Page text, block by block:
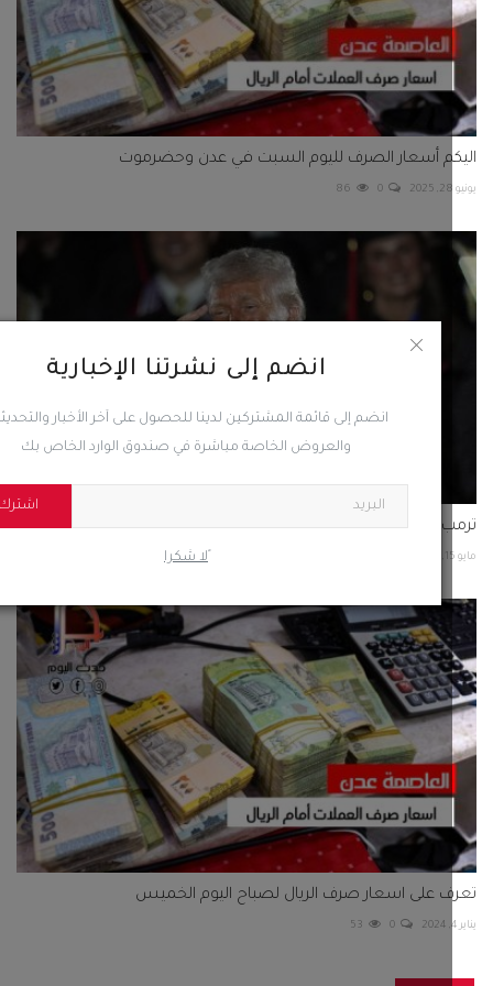
انضم إلى نشرتنا الإخبارية
انضم إلى قائمة المشتركين لدينا للحصول على آخر الأخبار والتحديثات
والعروض الخاصة مباشرة في صندوق الوارد الخاص بك
ًلا شكرا
أسعار الصرف لليوم السبت في عدن وحضرموت
0
86
يسعى لجذب تريليوني دولار من الاستثمارات الأجنبية لتعزيز...
على اسعار صرف الريال لصباح اليوم الخميس
0
53